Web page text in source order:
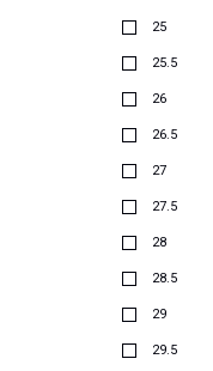
25
25.5
26
26.5
27
27.5
28
28.5
29
29.5